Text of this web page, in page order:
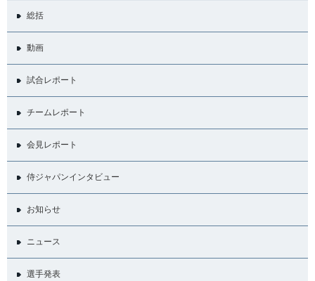
総括
動画
試合レポート
チームレポート
会見レポート
侍ジャパンインタビュー
お知らせ
ニュース
選手発表